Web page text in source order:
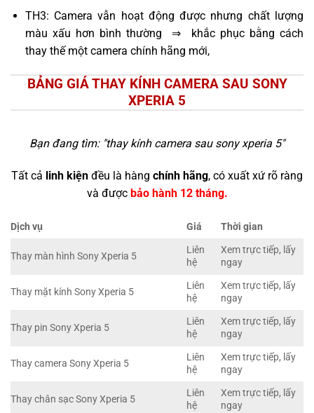
TH3: Camera vẫn hoạt động được nhưng chất lượng
màu xấu hơn bình thường ⇒ khắc phục bằng cách
thay thế một camera chính hãng mới,
BẢNG GIÁ THAY KÍNH CAMERA SAU SONY
XPERIA 5
Bạn đang tìm: "thay kính camera sau sony xperia 5"
Tất cả linh kiện đều là hàng chính hãng, có xuất xứ rõ ràng
và được bảo hành 12 tháng.
Dịch vụ Giá Thời gian
Thay màn hình Sony Xperia 5
Liên
hệ
Xem trực tiếp, lấy
ngay
Thay mặt kính Sony Xperia 5
Liên
hệ
Xem trực tiếp, lấy
ngay
Thay pin Sony Xperia 5
Liên
hệ
Xem trực tiếp, lấy
ngay
Thay camera Sony Xperia 5
Liên
hệ
Xem trực tiếp, lấy
ngay
Thay chân sạc Sony Xperia 5
Liên
hệ
Xem trực tiếp, lấy
ngay